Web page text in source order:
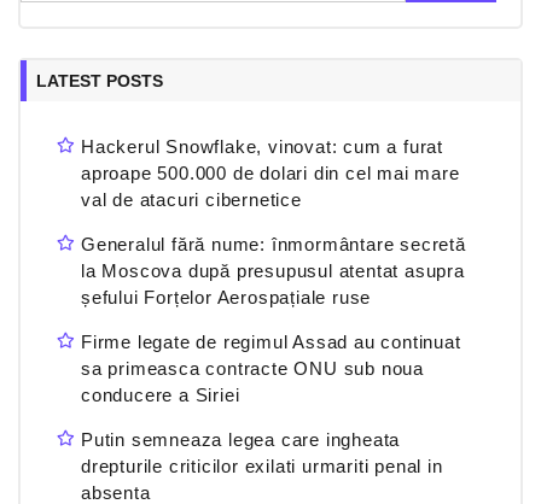
LATEST POSTS
Hackerul Snowflake, vinovat: cum a furat
aproape 500.000 de dolari din cel mai mare
val de atacuri cibernetice
Generalul fără nume: înmormântare secretă
la Moscova după presupusul atentat asupra
șefului Forțelor Aerospațiale ruse
Firme legate de regimul Assad au continuat
sa primeasca contracte ONU sub noua
conducere a Siriei
Putin semneaza legea care ingheata
drepturile criticilor exilati urmariti penal in
absenta